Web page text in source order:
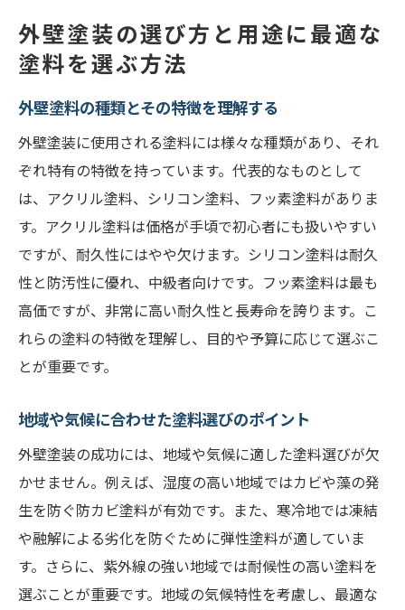
外壁塗装の選び方と用途に最適な
塗料を選ぶ方法
外壁塗料の種類とその特徴を理解する
外壁塗装に使用される塗料には様々な種類があり、それ
ぞれ特有の特徴を持っています。代表的なものとして
は、アクリル塗料、シリコン塗料、フッ素塗料がありま
す。アクリル塗料は価格が手頃で初心者にも扱いやすい
ですが、耐久性にはやや欠けます。シリコン塗料は耐久
性と防汚性に優れ、中級者向けです。フッ素塗料は最も
高価ですが、非常に高い耐久性と長寿命を誇ります。こ
れらの塗料の特徴を理解し、目的や予算に応じて選ぶこ
とが重要です。
地域や気候に合わせた塗料選びのポイント
外壁塗装の成功には、地域や気候に適した塗料選びが欠
かせません。例えば、湿度の高い地域ではカビや藻の発
生を防ぐ防カビ塗料が有効です。また、寒冷地では凍結
や融解による劣化を防ぐために弾性塗料が適していま
す。さらに、紫外線の強い地域では耐候性の高い塗料を
選ぶことが重要です。地域の気候特性を考慮し、最適な